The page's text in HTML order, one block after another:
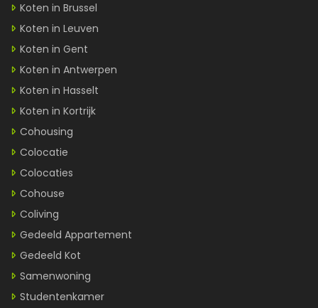
Koten in Brussel
Koten in Leuven
Koten in Gent
Koten in Antwerpen
Koten in Hasselt
Koten in Kortrijk
Cohousing
Colocatie
Colocaties
Cohouse
Coliving
Gedeeld Appartement
Gedeeld Kot
Samenwoning
Studentenkamer